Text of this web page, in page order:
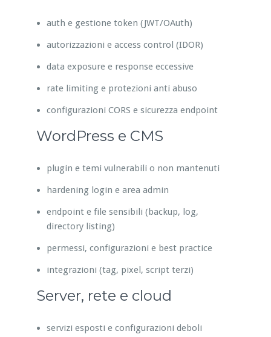
auth e gestione token (JWT/OAuth)
autorizzazioni e access control (IDOR)
data exposure e response eccessive
rate limiting e protezioni anti abuso
configurazioni CORS e sicurezza endpoint
WordPress e CMS
plugin e temi vulnerabili o non mantenuti
hardening login e area admin
endpoint e file sensibili (backup, log,
directory listing)
permessi, configurazioni e best practice
integrazioni (tag, pixel, script terzi)
Server, rete e cloud
servizi esposti e configurazioni deboli